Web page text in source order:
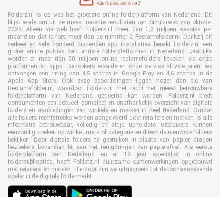
Folderz.nl is op web het grootste online folderplatform van Nederland. Dit
blijkt wederom uit de meest recente resultaten van Similarweb van oktober
2025. Alleen via web heeft Folderz.nl meer dan 1,2 miljoen sessies per
maand en dat is fors meer dan de nummer 2 Reclamefolder.nl. Dankzij dit
verkeer en vele honderd duizenden app installaties bereikt Folderz.nl een
groter online publiek dan andere folderplatformen in Nederland. Jaarlijks
worden er meer dan 50 miljoen online reclamefolders bekeken via onze
platformen en apps. Bezoekers waarderen onze service al vele jaren: we
ontvangen een rating van 4,5 sterren in Google Play en 4,6 sterren in de
Apple App Store. Ook deze beoordelingen liggen hoger dan die van
Reclamefolder.nl, waardoor Folderz.nl met recht het meest betrouwbare
folderplatform van Nederland genoemd kan worden. Folderz.nl biedt
consumenten een actueel, compleet en onafhankelijk overzicht van digitale
folders en aanbiedingen van winkels en merken in heel Nederland. Omdat
alle folders rechtstreeks worden aangeleverd door retailers en merken, is alle
informatie betrouwbaar, volledig en altijd up-to-date. Gebruikers kunnen
eenvoudig zoeken op winkel, merk of categorie en direct de nieuwste folders
bekijken. Door digitale folders te gebruiken in plaats van papier, dragen
bezoekers bovendien bij aan het terugdringen van papierafval. Als eerste
folderplatform van Nederland en al 19 jaar specialist in online
folderpublicaties, heeft Folderz.nl duurzame samenwerkingen opgebouwd
met retailers en merken. Hierdoor zijn we uitgegroeid tot de toonaangevende
speler in de digitale foldermarkt.